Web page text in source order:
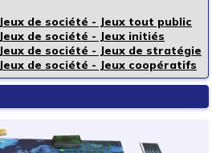
Jeux de société - Jeux tout public
Jeux de société - Jeux initiés
Jeux de société - Jeux de stratégie
Jeux de société - Jeux coopératifs